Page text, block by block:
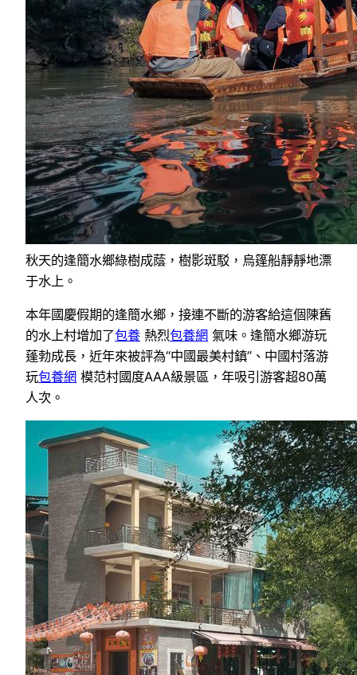
秋天的逢簡水鄉綠樹成蔭，樹影斑駁，烏篷船靜靜地漂
于水上。
本年國慶假期的逢簡水鄉，接連不斷的游客給這個陳舊
的水上村增加了包養 熱烈包養網 氣味。逢簡水鄉游玩
蓬勃成長，近年來被評為“中國最美村鎮”、中國村落游
玩包養網 模范村國度AAA級景區，年吸引游客超80萬
人次。